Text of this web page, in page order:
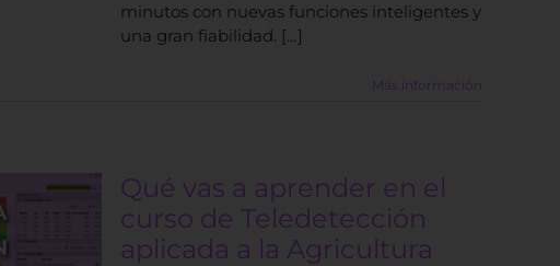
minutos con nuevas funciones inteligentes y
una gran fiabilidad. […]
Más información
Qué vas a aprender en el
curso de Teledetección
aplicada a la Agricultura